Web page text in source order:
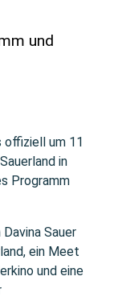
und
um 11
in
Programm
Sauer
ein Meet
und eine